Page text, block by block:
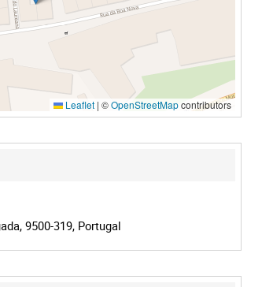
Leaflet | ©OpenStreetMapcontributors
9500-319, Portugal